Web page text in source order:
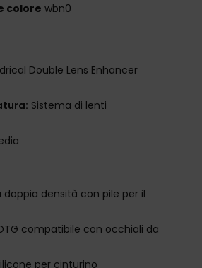
colore wbn0
Double Lens Enhancer
Sistema di lenti
densità con pile per il
compatibile con occhiali da
per cinturino